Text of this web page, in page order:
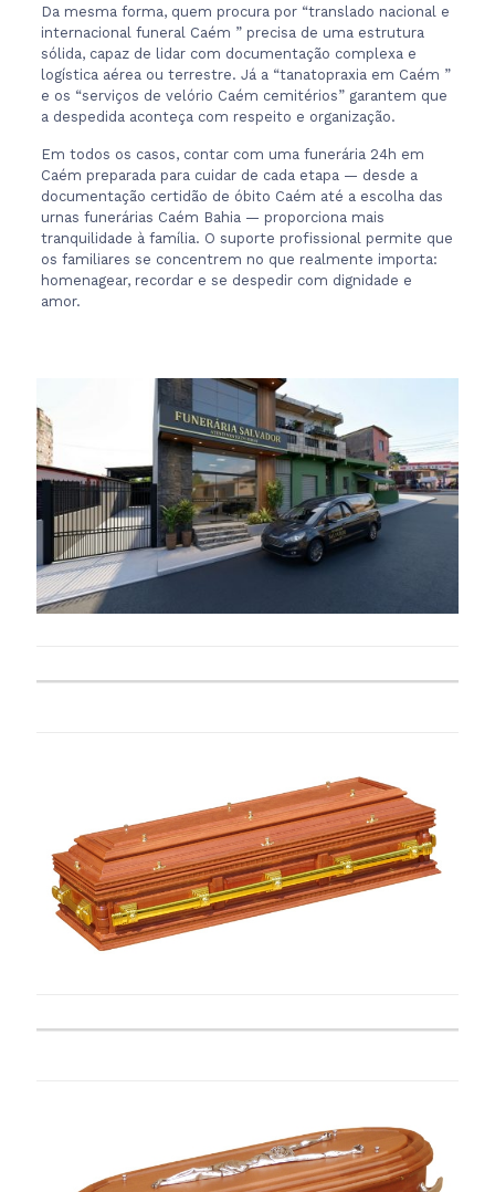
Da mesma forma, quem procura por “translado nacional e
internacional funeral Caém ” precisa de uma estrutura
sólida, capaz de lidar com documentação complexa e
logística aérea ou terrestre. Já a “tanatopraxia em Caém ”
e os “serviços de velório Caém cemitérios” garantem que
a despedida aconteça com respeito e organização.
Em todos os casos, contar com uma funerária 24h em
Caém preparada para cuidar de cada etapa — desde a
documentação certidão de óbito Caém até a escolha das
urnas funerárias Caém Bahia — proporciona mais
tranquilidade à família. O suporte profissional permite que
os familiares se concentrem no que realmente importa:
homenagear, recordar e se despedir com dignidade e
amor.